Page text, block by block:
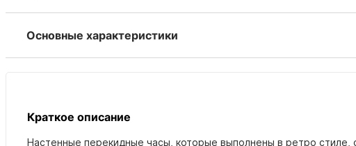
Основные характеристики
Краткое описание
Настенные перекидные часы, которые выполнены в ретро стиле,